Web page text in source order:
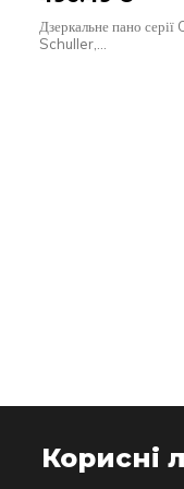
Дзеркальне пано
Schuller,…
Корисні